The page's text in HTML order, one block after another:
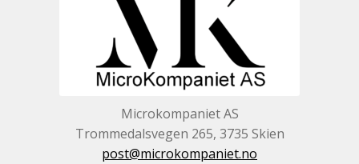
Microkompaniet AS
Trommedalsvegen 265, 3735 Skien
post@microkompaniet.no